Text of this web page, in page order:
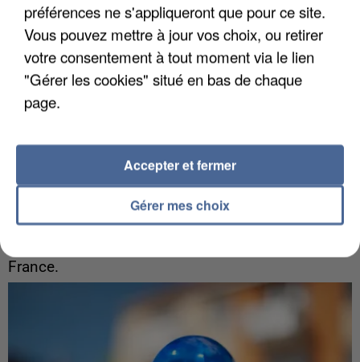
5 août 2026
L’un des fondateurs supposés de la DZ Mafia
interpellé en Algérie
France.
préférences ne s'appliqueront que pour ce site.
Vous pouvez mettre à jour vos choix, ou retirer
votre consentement à tout moment via le lien
"Gérer les cookies" situé en bas de chaque
page.
Gérer mes choix
Accepter et fermer